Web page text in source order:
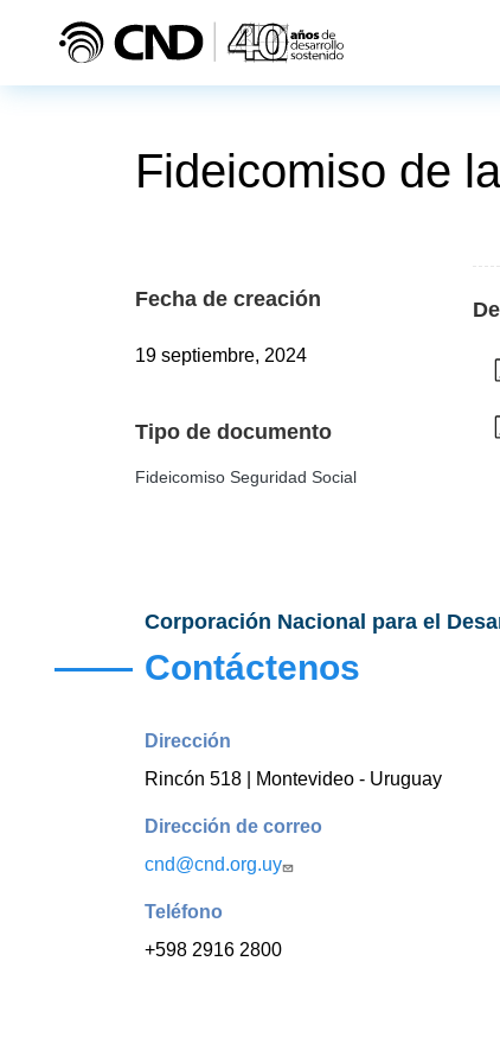
Fideicomiso de
Fecha de creación
19 septiembre, 2024
Tipo de documento
Fideicomiso Seguridad Social
Corporación Nacional para el
Contáctenos
Dirección
Rincón 518 | Montevideo - Uruguay
Dirección de correo
cnd@cnd.org.uy
Teléfono
+598 2916 2800